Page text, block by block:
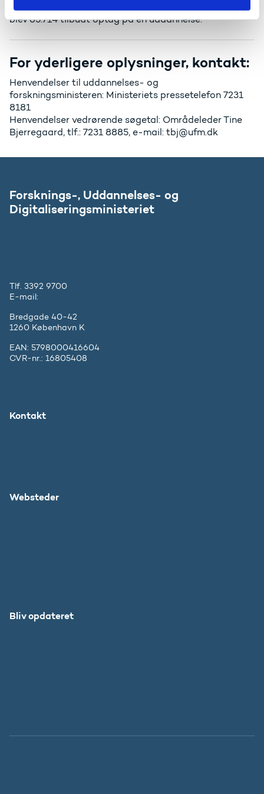
uddannelse, inden fristens udløb den 5. juli kl. 12. Heraf
blev 65.714 tilbudt optag på en uddannelse.
For yderligere oplysninger, kontakt:
Henvendelser til uddannelses- og
forskningsministeren: Ministeriets pressetelefon 7231
8181
Henvendelser vedrørende søgetal: Områdeleder Tine
Bjerregaard, tlf.: 7231 8885, e-mail: tbj@ufm.dk
Forsknings-, Uddannelses- og
Digitaliseringsministeriet
Tlf. 3392 9700
E-mail:
Bredgade 40-42
1260 København K
EAN: 5798000416604
CVR-nr.: 16805408
Kontakt
Websteder
Bliv opdateret